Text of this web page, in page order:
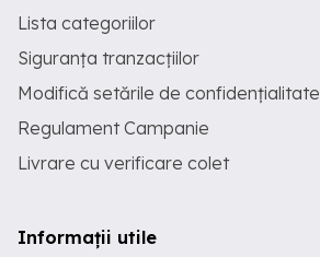
Lista categoriilor
Siguranța tranzacțiilor
Modifică setările de confidențialitate
Regulament Campanie
Livrare cu verificare colet
Informații utile